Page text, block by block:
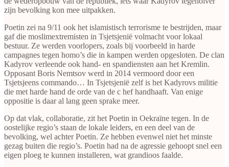
zijn bevolking kon mee uitpakken.
Poetin zei na 9/11 ook het islamistisch terrorisme te bestrijden, maar
gaf die moslimextremisten in Tsjetsjenië volmacht voor lokaal
bestuur. Ze werden voorlopers, zoals bij voorbeeld in harde
campagnes tegen homo’s die in kampen werden opgesloten. De clan
Kadyrov verleende ook hand- en spandiensten aan het Kremlin.
Opposant Boris Nemtsov werd in 2014 vermoord door een
Tsjetsjeens commando… In Tsjetsjenië zelf is het Kadyrovs militie
die met harde hand de orde van de c hef handhaaft. Van enige
oppositie is daar al lang geen sprake meer.
Op dat vlak, collaboratie, zit het Poetin in Oekraïne tegen. In de
oostelijke regio’s staan de lokale leiders, en een deel van de
bevolking, wel achter Poetin. Ze hebben evenwel niet het minste
gezag buiten die regio’s. Poetin had na de agressie gehoopt snel een
eigen ploeg te kunnen installeren, wat grandioos faalde.